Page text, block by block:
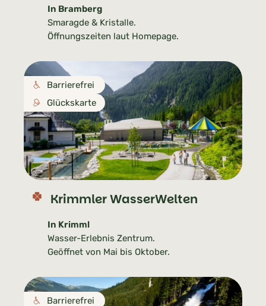
In Bramberg
Smaragde & Kristalle.
Öffnungszeiten laut Homepage.
Barrierefrei
Glückskarte
Krimmler WasserWelten
In Krimml
Wasser-Erlebnis Zentrum.
Geöffnet von Mai bis Oktober.
Barrierefrei